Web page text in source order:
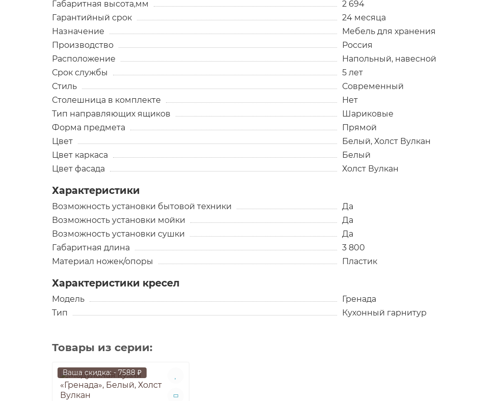
Габаритная высота,мм
2 694
Гарантийный срок
24 месяца
Назначение
Мебель для хранения
Производство
Россия
Расположение
Напольный, навесной
Срок службы
5 лет
Стиль
Современный
Столешница в комплекте
Нет
Тип направляющих ящиков
Шариковые
Форма предмета
Прямой
Цвет
Белый, Холст Вулкан
Цвет каркаса
Белый
Цвет фасада
Холст Вулкан
Характеристики
Возможность установки бытовой техники
Да
Возможность установки мойки
Да
Возможность установки сушки
Да
Габаритная длина
3 800
Материал ножек/опоры
Пластик
Характеристики кресел
Модель
Гренада
Тип
Кухонный гарнитур
Товары из серии:
Ваша скидка: - 7588 ₽